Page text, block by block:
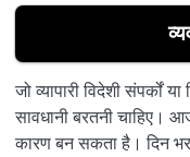
जो व्यापारी विदेशी संपर्कों
सावधानी बरतनी चाहिए।
कारण बन सकता है। दिन